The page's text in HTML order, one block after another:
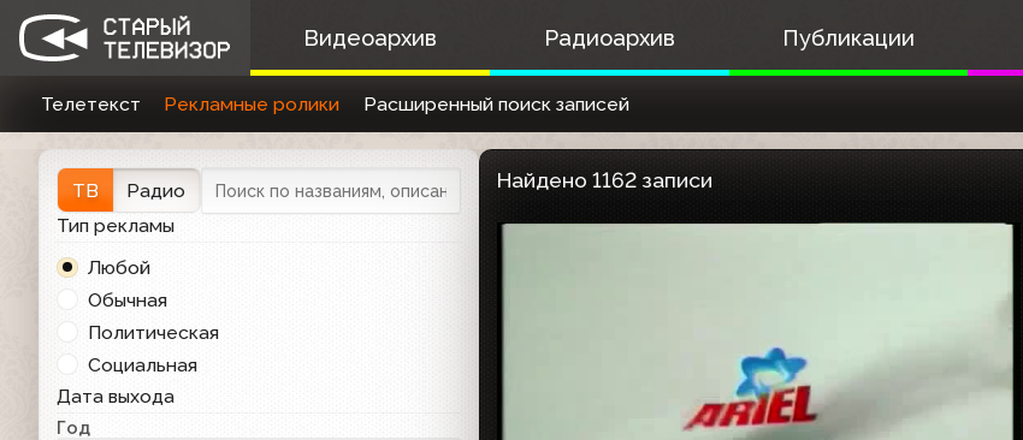
Видеоархив Радиоархив Публикации
Телетекст Рекламные ролики Расширенный поиск записей
ТВ
Радио
Тип рекламы
Любой
Обычная
Политическая
Социальная
Дата выхода
Год
Найдено 1162 записи